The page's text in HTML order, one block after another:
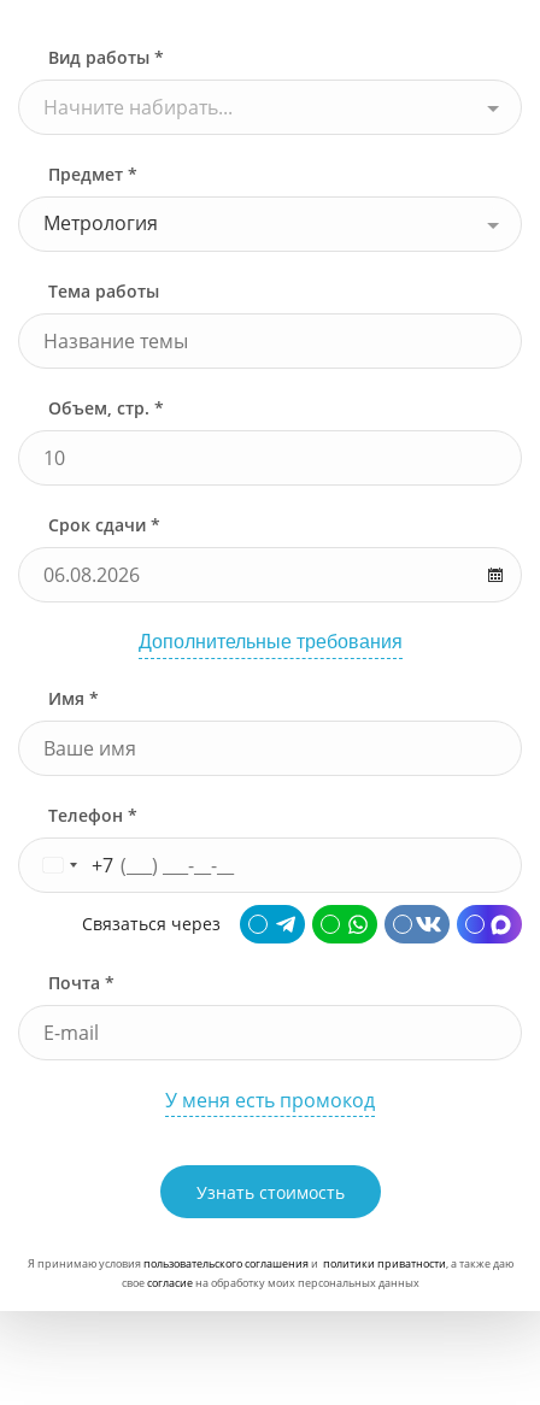
Вид работы *
Начните набирать...
Предмет *
Метрология
Тема работы
Объем, стр. *
Срок сдачи *
Дополнительные требования
Имя *
Телефон *
+7
Связаться через
Почта *
У меня есть промокод
Узнать стоимость
Я принимаю условияпользовательского соглашенияи политики приватности, а также даю
своесогласиена обработку моих персональных данных